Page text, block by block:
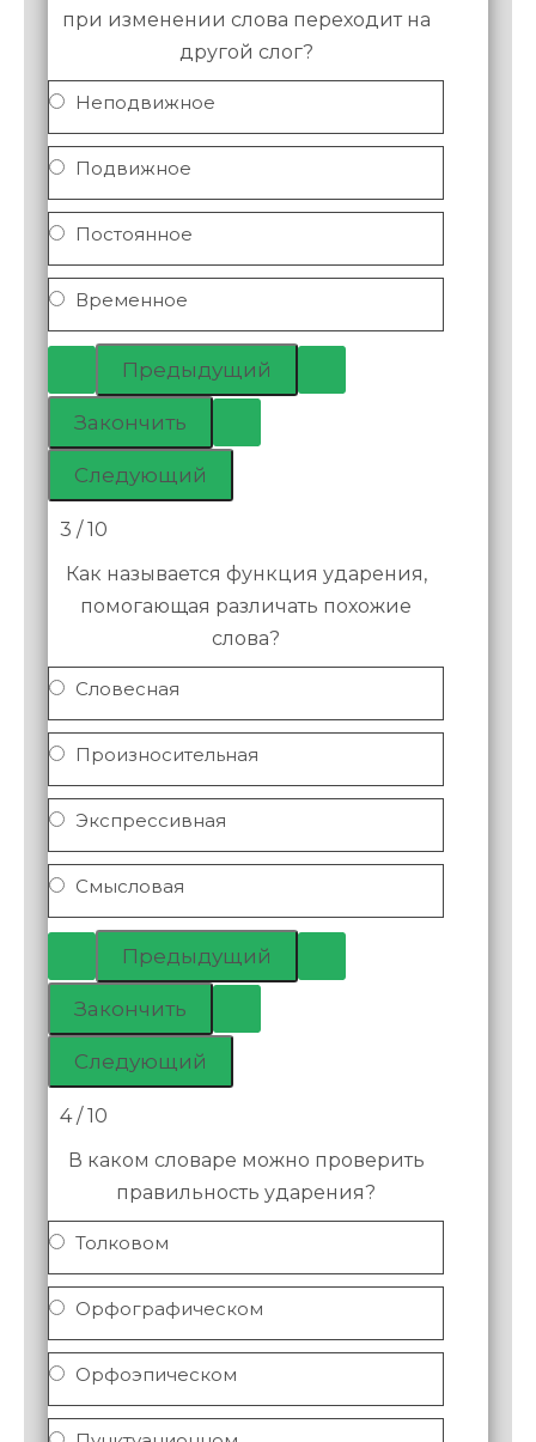
при изменении слова переходит на
другой слог?
Неподвижное
Подвижное
Постоянное
Временное
3 / 10
Как называется функция ударения,
помогающая различать похожие
слова?
Словесная
Произносительная
Экспрессивная
Смысловая
4 / 10
В каком словаре можно проверить
правильность ударения?
Толковом
Орфографическом
Орфоэпическом